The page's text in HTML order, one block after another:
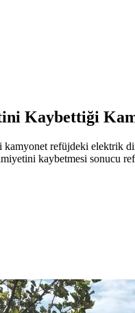
Kaybettiği
refüjdeki elektrik
kaybetmesi sonucu